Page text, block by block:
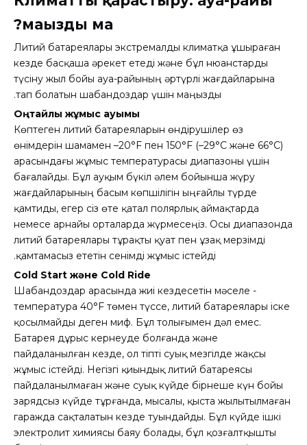
маңызды ма?
Литий батареялары экстремалды климатқа ұшыраған
кезде басқаша әрекет етеді және бұл нюанстарды
түсіну жыл бойы ауа-райының әртүрлі жағдайларына
тап болатын шабандоздар үшін маңызды.
Оңтайлы жұмыс ауқымы
Көптеген литий батареяларын өндірушілер өз
өнімдерін шамамен –20°F пен 150°F (–29°C және 66°C)
арасындағы жұмыс температурасы диапазоны үшін
бағалайды. Бұл ауқым бүкіл әлем бойынша жүру
жағдайларының басым көпшілігін ыңғайлы түрде
қамтиды, егер сіз өте қатал полярлық аймақтарда
немесе арнайы орталарда жүрмесеңіз. Осы диапазонда
литий батареялары тұрақты қуат пен ұзақ мерзімді
қамтамасыз ететін сенімді жұмыс істейді.
Cold Start және Cold Ride
Шабандоздар арасында жиі кездесетін мәселе -
температура 40°F төмен түссе, литий батареялары іске
қосылмайды деген миф. Бұл толығымен дәл емес.
Батарея дұрыс кернеуде болғанда және
пайдаланылған кезде, ол тіпті суық мезгілде жақсы
жұмыс істейді. Негізгі қиындық литий батареясы
пайдаланылмаған және суық күйде бірнеше күн бойы
зарядсыз күйде тұрғанда, мысалы, қыста жылытылмаған
гаражда сақталатын кезде туындайды. Бұл күйде ішкі
электролит химиясы баяу болады, бұл қозғалтқышты